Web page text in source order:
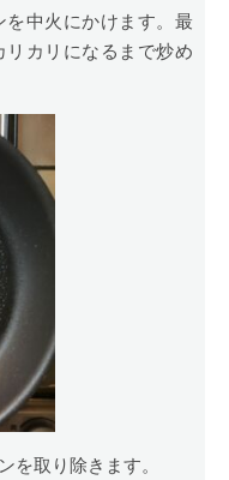
中火にかけます。最
カリになるまで炒め
を取り除きます。